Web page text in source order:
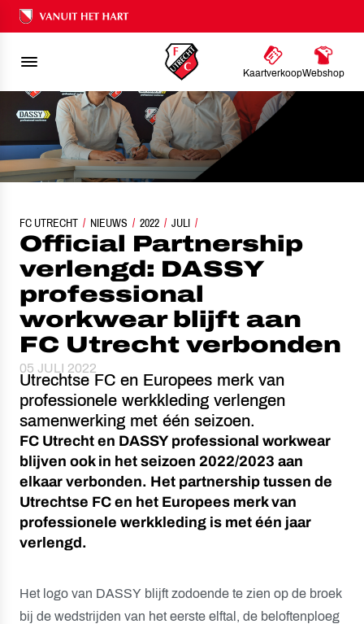
Ons nalatenschap
KaartverkoopWebshop
FC UTRECHT NIEUWS 2022 JULI
VERLENGD: DASSY PROFESSIONAL WORKWEAR BLIJFT AAN FC
Official Partnership
verlengd: DASSY
professional
workwear blijft aan
FC Utrecht verbonden
05 JULI 2022
Utrechtse FC en Europees merk van
professionele werkkleding verlengen
samenwerking met één seizoen.
FC Utrecht en DASSY professional workwear
blijven ook in het seizoen 2022/2023 aan
elkaar verbonden. Het partnership tussen de
Utrechtse FC en het Europees merk van
professionele werkkleding is met één jaar
verlengd.
Het logo van DASSY blijft zodoende te zien op de broek
bij de wedstrijden van het eerste elftal, de beloftenploeg